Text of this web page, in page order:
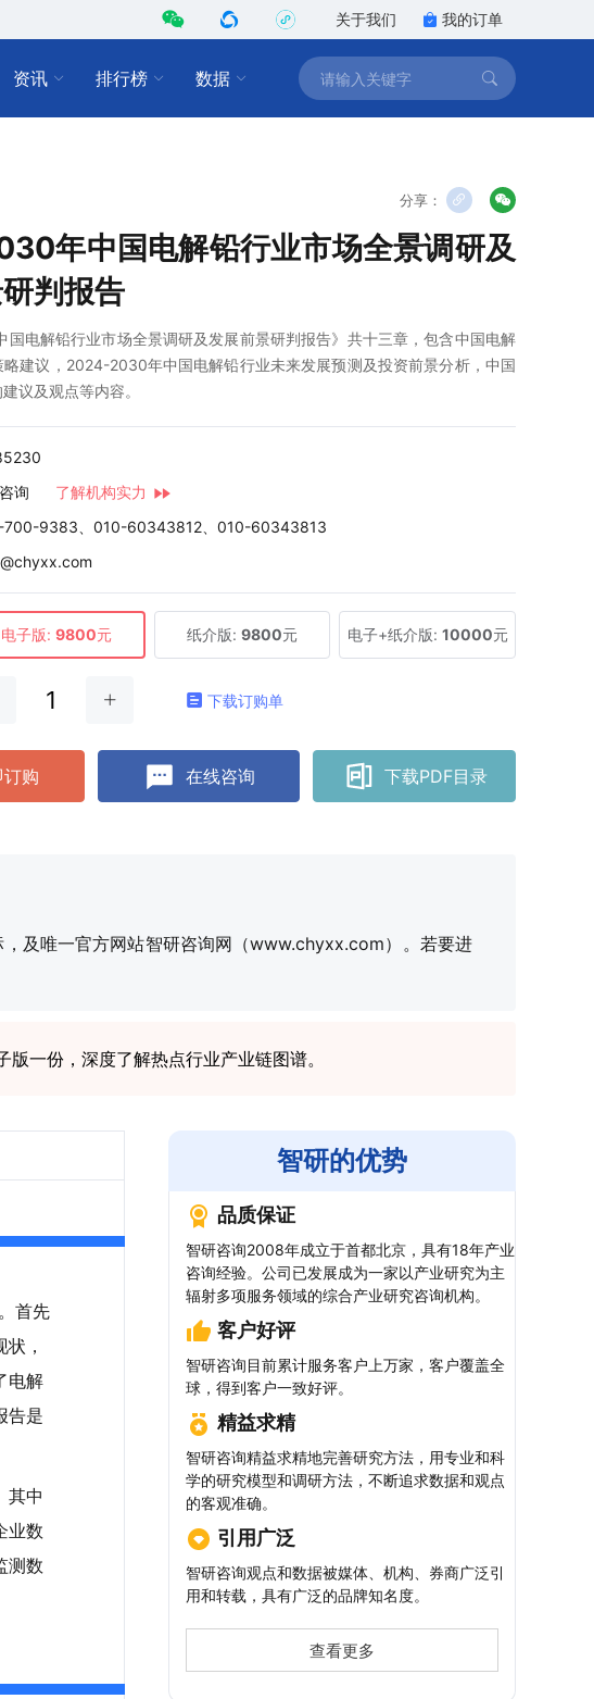
关于我们 我的订单
资讯 排行榜 数据
分享：
年中国电解铅行业市场全景调研及
判报告
国电解铅行业市场全景调研及发展前景研判报告》共十三章，包含中国电解
略建议，2024-2030年中国电解铅行业未来发展预测及投资前景分析，中国
议及观点等内容。
询
了解机构实力
9383、010-60343812、010-60343813
电子版: 9800元 纸介版: 9800元 电子+纸介版: 10000元
下载订购单
订购 在线咨询 下载PDF目录
及唯一官方网站智研咨询网（www.chyxx.com）。若要进
版一份，深度了解热点行业产业链图谱。
首先
，
电解
告是
其中
业数
测数
智研的优势
品质保证
智研咨询2008年成立于首都北京，具有18年产业
咨询经验。公司已发展成为一家以产业研究为主
辐射多项服务领域的综合产业研究咨询机构。
客户好评
智研咨询目前累计服务客户上万家，客户覆盖全
球，得到客户一致好评。
精益求精
智研咨询精益求精地完善研究方法，用专业和科
学的研究模型和调研方法，不断追求数据和观点
的客观准确。
引用广泛
智研咨询观点和数据被媒体、机构、券商广泛引
用和转载，具有广泛的品牌知名度。
查看更多